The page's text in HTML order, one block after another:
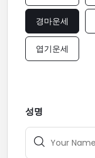
경마운세
엽기운세
성명